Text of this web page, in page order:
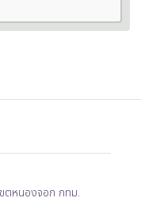
ตหนองจอก กทม.